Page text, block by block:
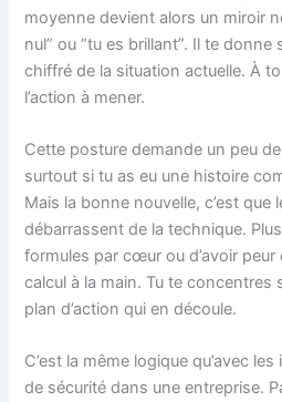
moyenne devient alors un miroir
nul” ou “tu es brillant”. Il te
chiffré de la situation actuelle. À
l’action à mener.
Cette posture demande un peu
surtout si tu as eu une histoire
Mais la bonne nouvelle, c’est
débarrassent de la technique.
formules par cœur ou d’avoir
calcul à la main. Tu te concentres
plan d’action qui en découle.
C’est la même logique qu’avec
de sécurité dans une entreprise.